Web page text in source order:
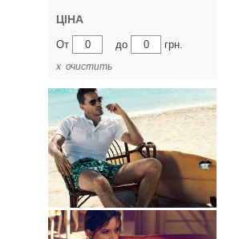
ЦІНА
От до грн.
х очистить